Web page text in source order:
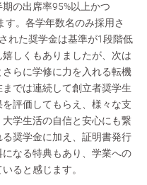
の出席率95%以上かつ
す。各学年数名のみ採用さ
れた奨学金は基準が1段階低
しくもありましたが、次は
らに学修に力を入れる転機
では連続して創立者奨学生
評価してもらえ、様々な支
学生活の自信と安心にも繋
奨学金に加え、証明書発行
なる特典もあり、学業への
ると感じます。